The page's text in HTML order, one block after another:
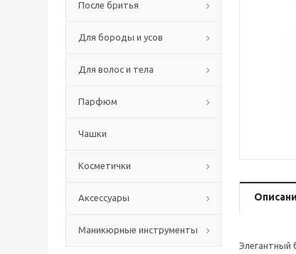
После бритья
Для бороды и усов
Для волос и тела
Парфюм
Чашки
Косметички
Аксессуары
Маникюрные инструменты
Элегантный